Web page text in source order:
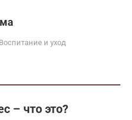
Воспитание и уход
– что это?